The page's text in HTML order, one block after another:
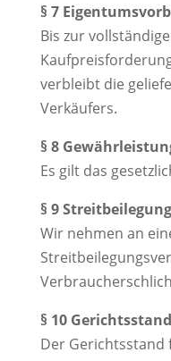
§ 7
Bis zur
verbleibt die
Verkäufers.
§ 8
Es gilt das
§ 9
Wir nehmen an
§ 10 Gerichtsstand
Der Gerichtsstand